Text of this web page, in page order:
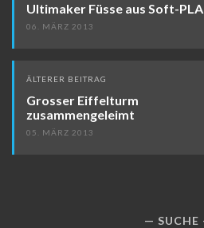
Ultimaker Füsse aus Soft-PLA
06. MÄRZ 2013
ÄLTERER BEITRAG
Grosser Eiffelturm
zusammengeleimt
05. MÄRZ 2013
SUCHE